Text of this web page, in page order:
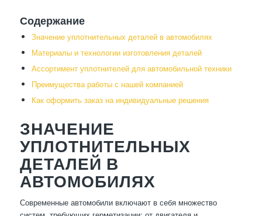
Содержание
Значение уплотнительных деталей в автомобилях
Материалы и технологии изготовления деталей
Ассортимент уплотнителей для автомобильной техники
Преимущества работы с нашей компанией
Как оформить заказ на индивидуальные решения
ЗНАЧЕНИЕ
УПЛОТНИТЕЛЬНЫХ
ДЕТАЛЕЙ В
АВТОМОБИЛЯХ
Современные автомобили включают в себя множество